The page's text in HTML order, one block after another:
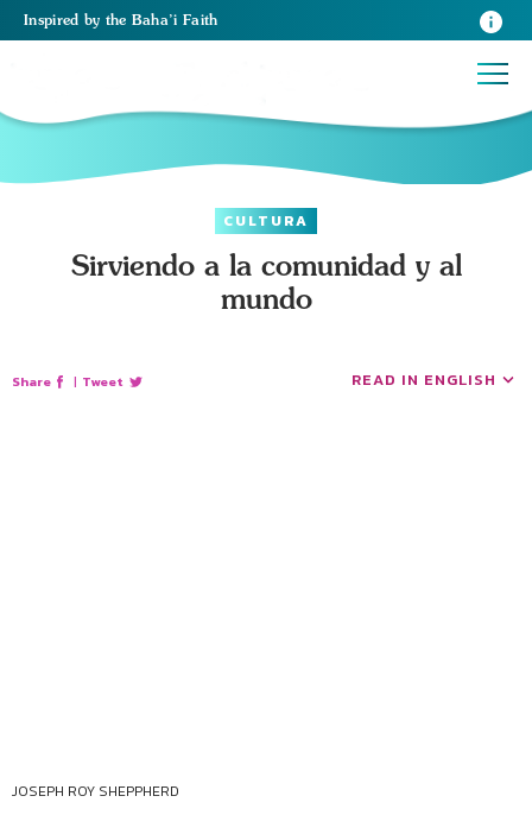
Inspired by the Baha’i Faith
CULTURA
Sirviendo a la comunidad y al
mundo
Share | Tweet READ IN ENGLISH
JOSEPH ROY SHEPPHERD